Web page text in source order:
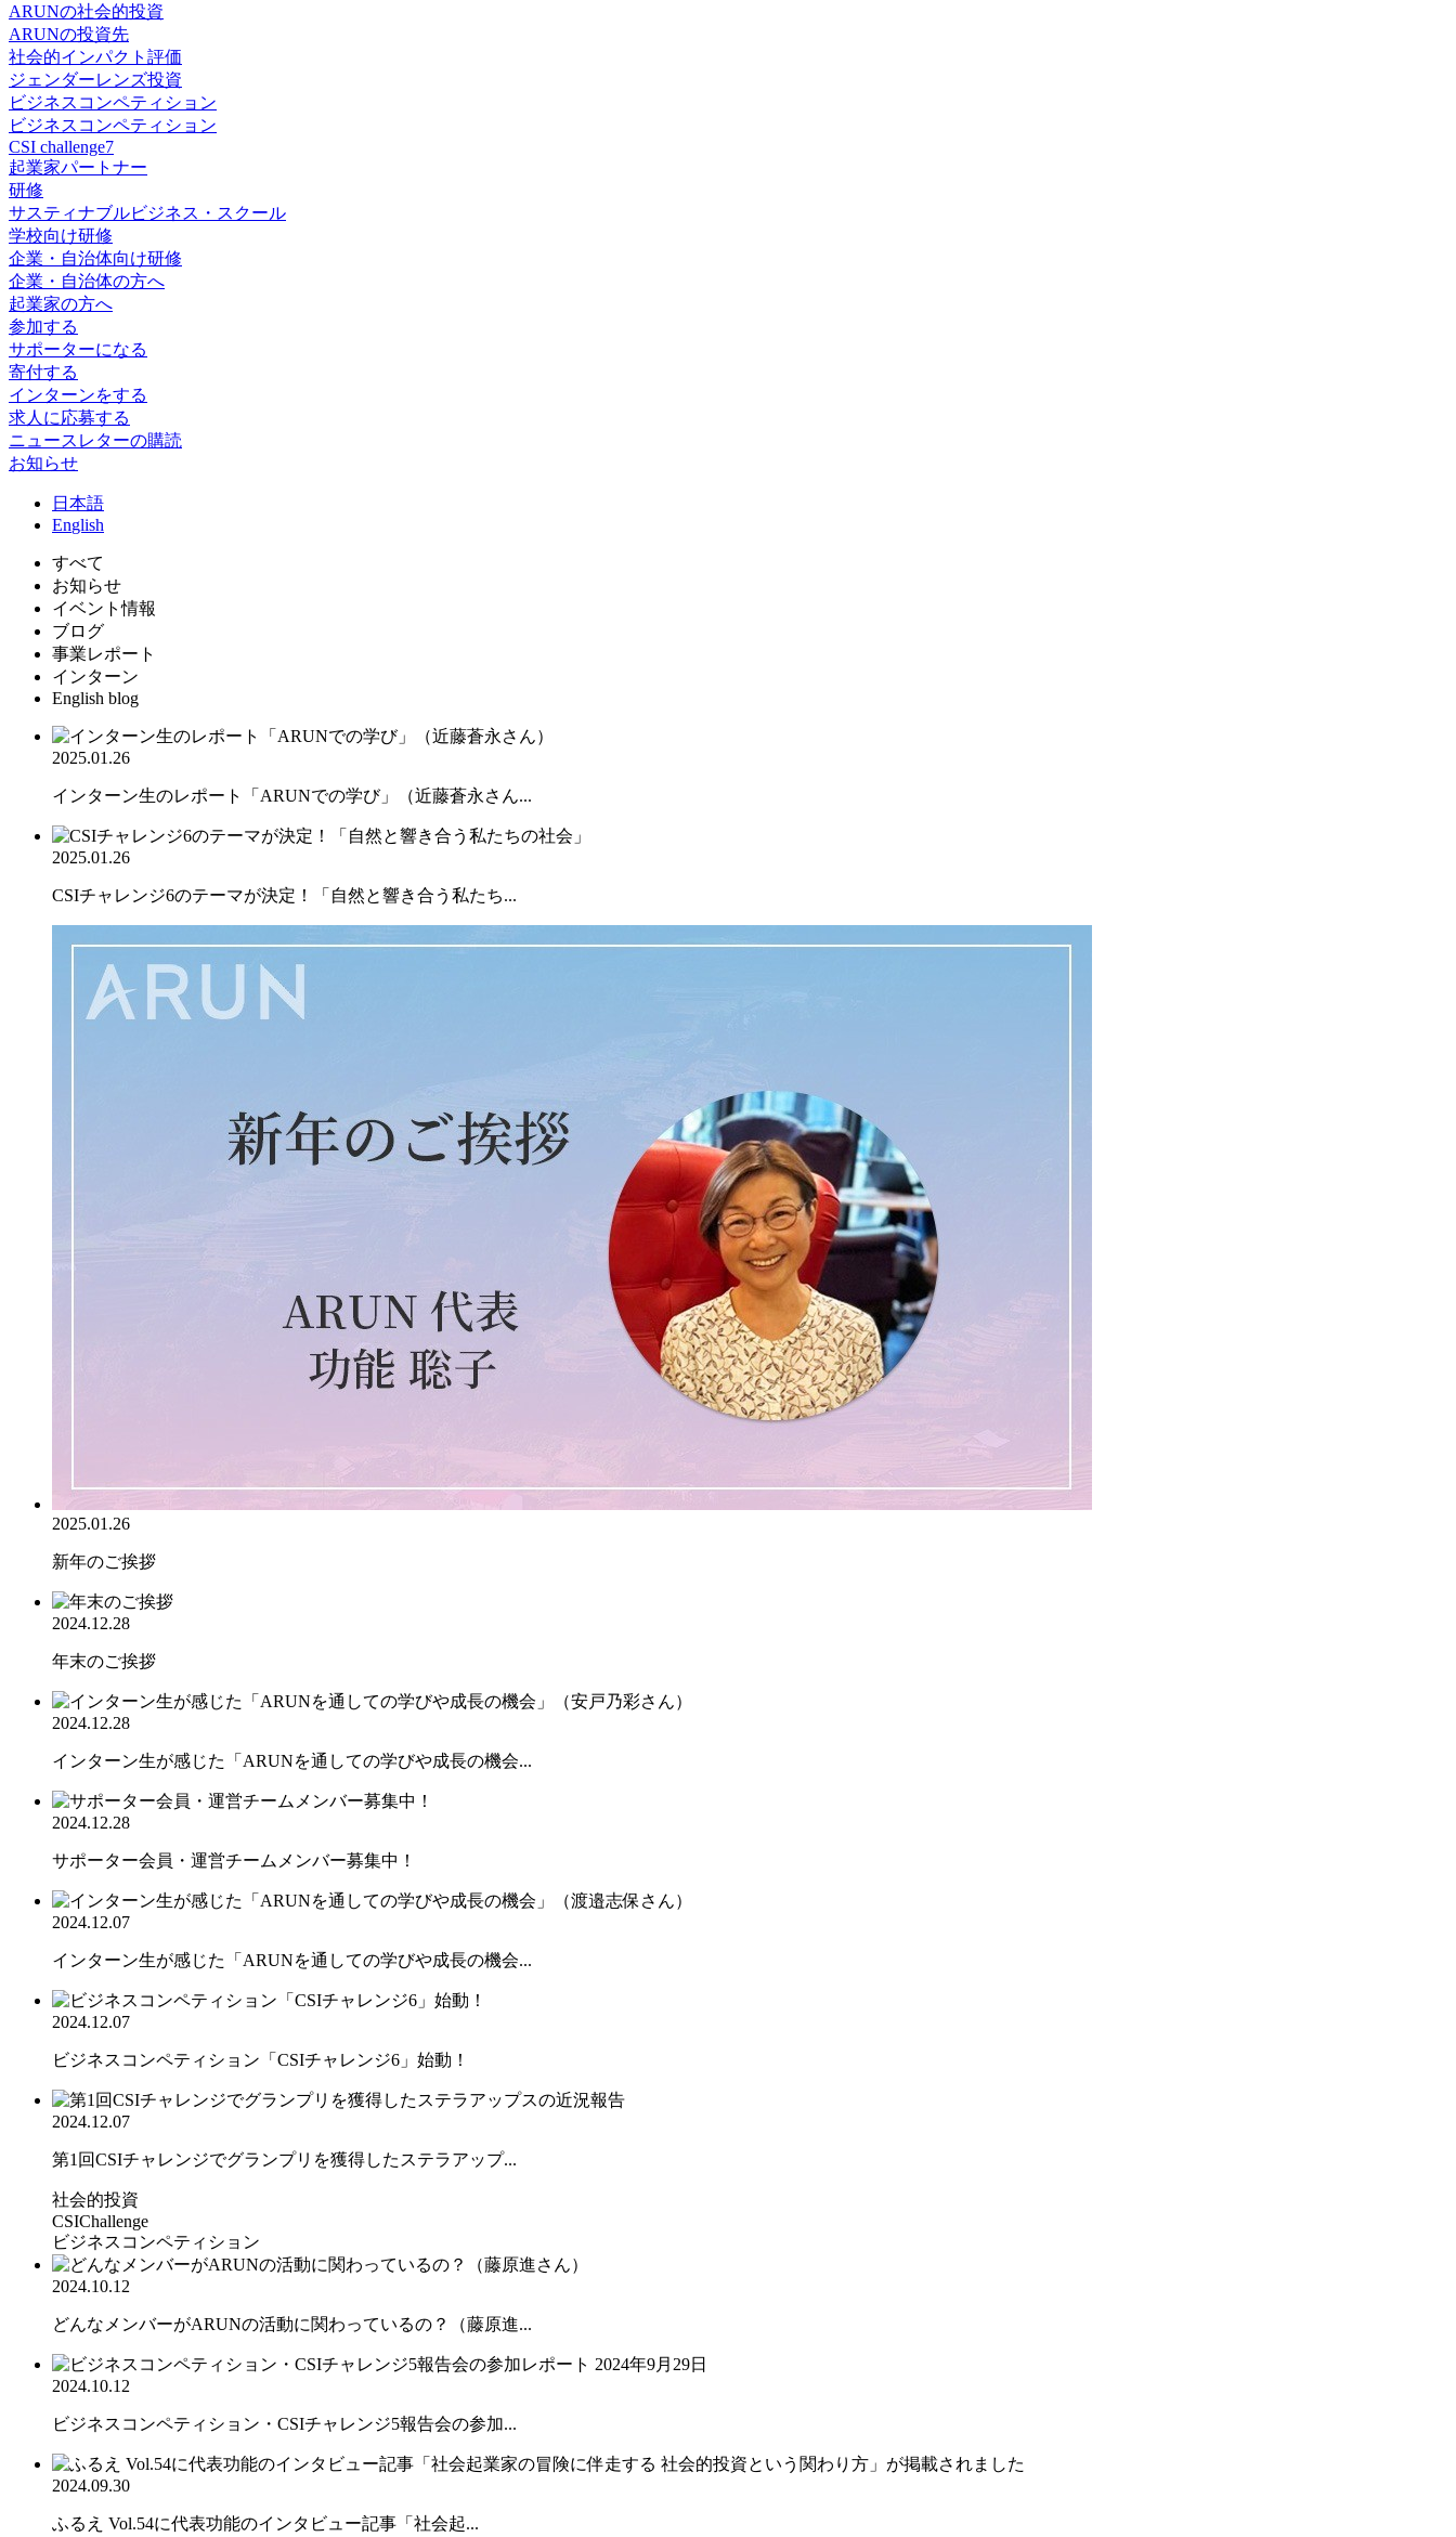
ARUNの社会的投資
ARUNの投資先
社会的インパクト評価
ジェンダーレンズ投資
ビジネスコンペティション
ビジネスコンペティション
CSI challenge7
起業家パートナー
研修
サスティナブルビジネス・スクール
学校向け研修
企業・自治体向け研修
企業・自治体の方へ
起業家の方へ
参加する
サポーターになる
寄付する
インターンをする
求人に応募する
ニュースレターの購読
お知らせ
日 本語
English
すべて
お知らせ
イベント情報
ブログ
事業レポート
インターン
English blog
2025.01.26
インターン生のレポート「ARUNでの学び」（近藤蒼永さん...
2025.01.26
CSIチャレンジ6のテーマが決定！「自然と響き合う私たち...
2025.01.26
新年のご挨拶
2024.12.28
年末のご挨拶
2024.12.28
インターン生が感じた「ARUNを通しての学びや成長の機会...
2024.12.28
サポーター会員・運営チームメンバー募集中！
2024.12.07
インターン生が感じた「ARUNを通しての学びや成長の機会...
2024.12.07
ビジネスコンペティション「CSIチャレンジ6」始動！
2024.12.07
第1回CSIチャレンジでグランプリを獲得したステラアップ...
社会的投資
CSIChallenge
ビジネスコンペティション
2024.10.12
どんなメンバーがARUNの活動に関わっているの？（藤原進...
2024.10.12
ビジネスコンペティション・CSIチャレンジ5報告会の参加...
2024.09.30
ふるえ Vol.54に代表功能のインタビュー記事「社会起...